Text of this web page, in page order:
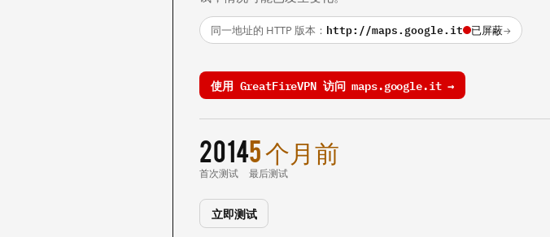
同一地址的 HTTP 版本： http://maps.google.it 已屏蔽→
使用 GreatFireVPN 访问 maps.google.it →
2014
首次测试
5 个月前
最后测试
立即测试